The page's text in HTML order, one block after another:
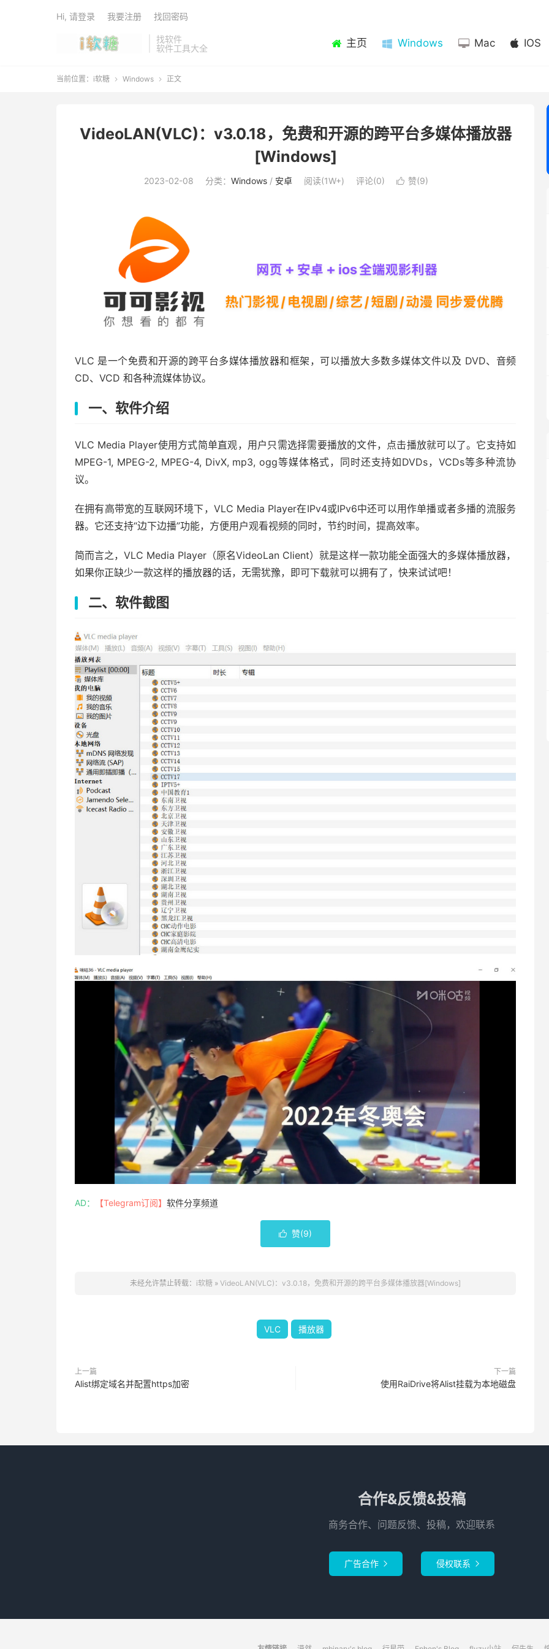
找软件
软件工具大全
主页 Windows Mac IOS
Hi, 请登录 我要注册 找回密码
当前位置： i软糖  Windows  正文
VideoLAN(VLC)：v3.0.18，免费和开源的跨平台多媒体播放器
[Windows]
2023-02-08 分类： Windows / 安卓 阅读(1W+) 评论(0)  赞(9)
VLC 是一个免费和开源的跨平台多媒体播放器和框架，可以播放大多数多媒体文件以及 DVD、音频
CD、VCD 和各种流媒体协议。
一、软件介绍
VLC Media Player使用方式简单直观，用户只需选择需要播放的文件，点击播放就可以了。它支持如
MPEG-1, MPEG-2, MPEG-4, DivX, mp3, ogg等媒体格式，同时还支持如DVDs，VCDs等多种流协
议。
在拥有高带宽的互联网环境下，VLC Media Player在IPv4或IPv6中还可以用作单播或者多播的流服务
器。它还支持“边下边播”功能，方便用户观看视频的同时，节约时间，提高效率。
简而言之，VLC Media Player（原名VideoLan Client）就是这样一款功能全面强大的多媒体播放器，
如果你正缺少一款这样的播放器的话，无需犹豫，即可下载就可以拥有了，快来试试吧！
二、软件截图
AD： 【Telegram订阅】 软件分享频道
 赞(9)
未经允许禁止转载： i软糖 » VideoLAN(VLC)：v3.0.18，免费和开源的跨平台多媒体播放器[Windows]
VLC 播放器
上一篇
Alist绑定域名并配置https加密
下一篇
使用RaiDrive将Alist挂载为本地磁盘
合作&反馈&投稿
商务合作、问题反馈、投稿，欢迎联系
广告合作  侵权联系 